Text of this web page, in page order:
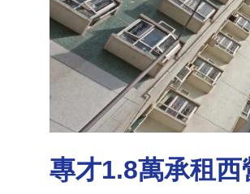
專才1.8萬承租